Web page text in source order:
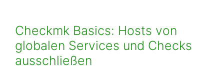
Checkmk Basics: Hosts von
globalen Services und Checks
ausschließen